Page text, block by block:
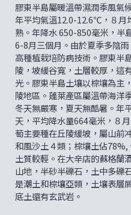
膠東半島屬暖溫帶濕潤季風氣
年平均氣溫12.0-12.6℃，８
熟。年降水 650-850毫米，半
6-8月三個月。由於夏季多陰
高種植栽培防病技術。膠東半
陵，坡緩谷寬，土層較厚，這
光。膠東半島土壤以棕壤為主
陵地區。蓬萊產區屬溫帶海洋
冬天無嚴寒，夏天無酷暑。年
天，平均降水量664毫米，８
萄主要種在丘陵緩坡，屬山前
和風沙土４類；棕壤土佔78%,
土質較輕。在大辛店的蘇格蘭
山地，半砂半礫石，土中多礫
是潮土和棕壤亞類，土壤表層
底土還有玄武岩。